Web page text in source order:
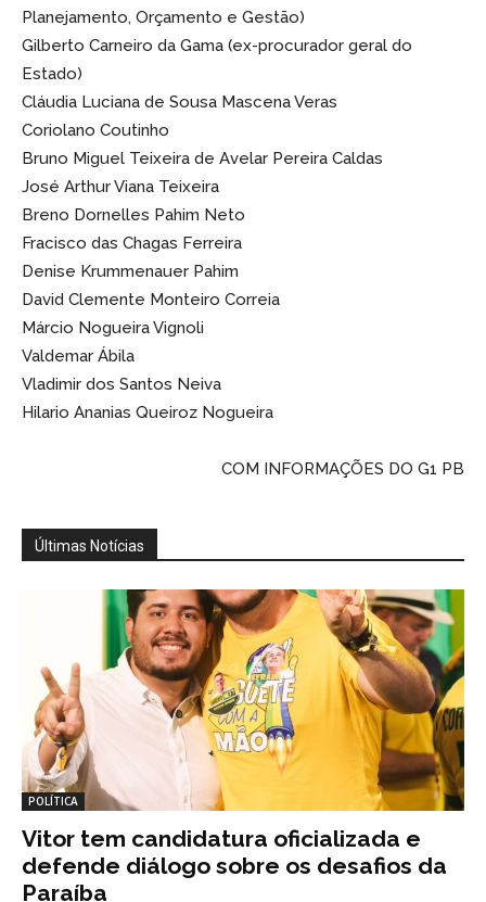
Planejamento, Orçamento e Gestão)
Gilberto Carneiro da Gama (ex-procurador geral do
Estado)
Cláudia Luciana de Sousa Mascena Veras
Coriolano Coutinho
Bruno Miguel Teixeira de Avelar Pereira Caldas
José Arthur Viana Teixeira
Breno Dornelles Pahim Neto
Fracisco das Chagas Ferreira
Denise Krummenauer Pahim
David Clemente Monteiro Correia
Márcio Nogueira Vignoli
Valdemar Ábila
Vladimir dos Santos Neiva
Hilario Ananias Queiroz Nogueira
COM INFORMAÇÕES DO G1 PB
Últimas Notícias
POLÍTICA
Vitor tem candidatura oficializada e
defende diálogo sobre os desafios da
Paraíba